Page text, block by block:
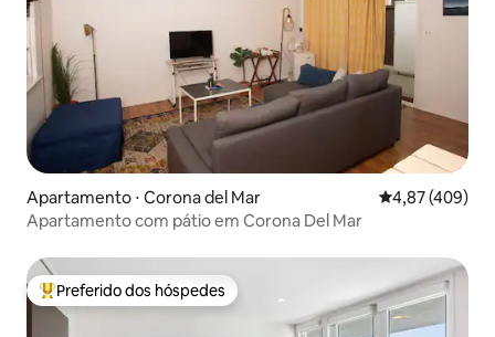
Apartamento ⋅ Corona del Mar 4,87 de uma
4,87 (409)
Apartamento com pátio em Corona Del Mar
Entre os melhores preferidos dos hóspedes
Preferido dos hóspedes